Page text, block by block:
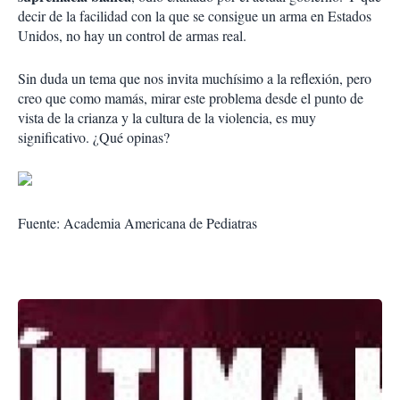
decir de la facilidad con la que se consigue un arma en Estados
Unidos, no hay un control de armas real.
Sin duda un tema que nos invita muchísimo a la reflexión, pero
creo que como mamás, mirar este problema desde el punto de
vista de la crianza y la cultura de la violencia, es muy
significativo. ¿Qué opinas?
Fuente: Academia Americana de Pediatras